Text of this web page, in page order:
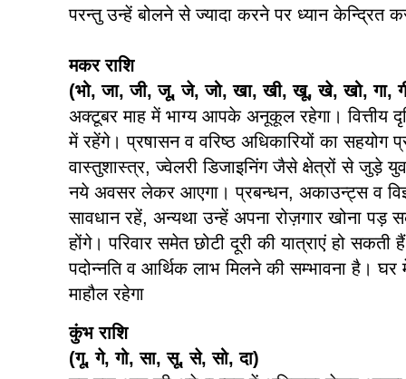
परन्तु उन्हें बोलने से ज्यादा करने पर ध्यान केन्द्रित
मकर राशि
(भो, जा, जी, जू, जे, जो, खा, खी, खू, खे, खो, गा,
अक्टूबर माह में भाग्य आपके अनूकूल रहेगा। वित्तीय
में रहेंगे। प्रषासन व वरिष्ठ अधिकारियों का सहयोग
वास्तुशास्त्र, ज्वेलरी डिजाइनिंग जैसे क्षेत्रों से जुड़े
नये अवसर लेकर आएगा। प्रबन्धन, अकाउन्ट्स व
सावधान रहें, अन्यथा उन्हें अपना रोज़गार खोना पड़
होंगे। परिवार समेत छोटी दूरी की यात्राएं हो
पदोन्नति व आर्थिक लाभ मिलने की सम्भावना है। घर
माहौल रहेगा
कुंभ राशि
(गू, गे, गो, सा, सू, से, सो, दा)